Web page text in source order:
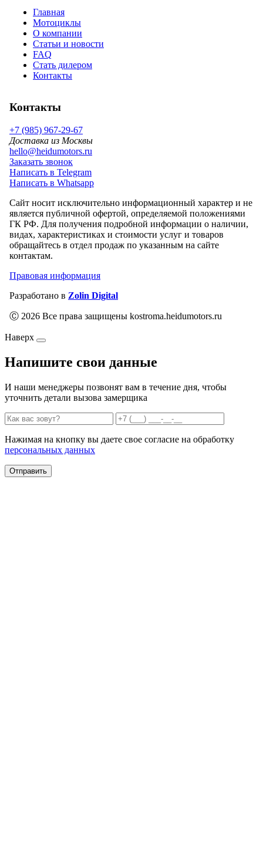
Главная
Мотоциклы
О компании
Статьи и новости
FAQ
Стать дилером
Контакты
Контакты
+7 (985) 967-29-67
Доставка из Москвы
hello@heidumotors.ru
Заказать звонок
Написать в Telegram
Написать в Whatsapp
Сайт носит исключительно информационный характер и не
является публичной офертой, определяемой положениями
ГК РФ. Для получения подробной информации о наличии,
видах, характеристиках и стоимости услуг и товаров
обращайтесь в отдел продаж по указанным на сайте
контактам.
Правовая информация
Разработано в Zolin Digital
Ⓒ 2026 Все права защищены kostroma.heidumotors.ru
Наверх
Напишите свои данные
И наши менеджеры позвонят вам в течение дня, чтобы
уточнить детали вызова замерщика
Нажимая на кнопку вы даете свое согласие на обработку
персональных данных
Отправить